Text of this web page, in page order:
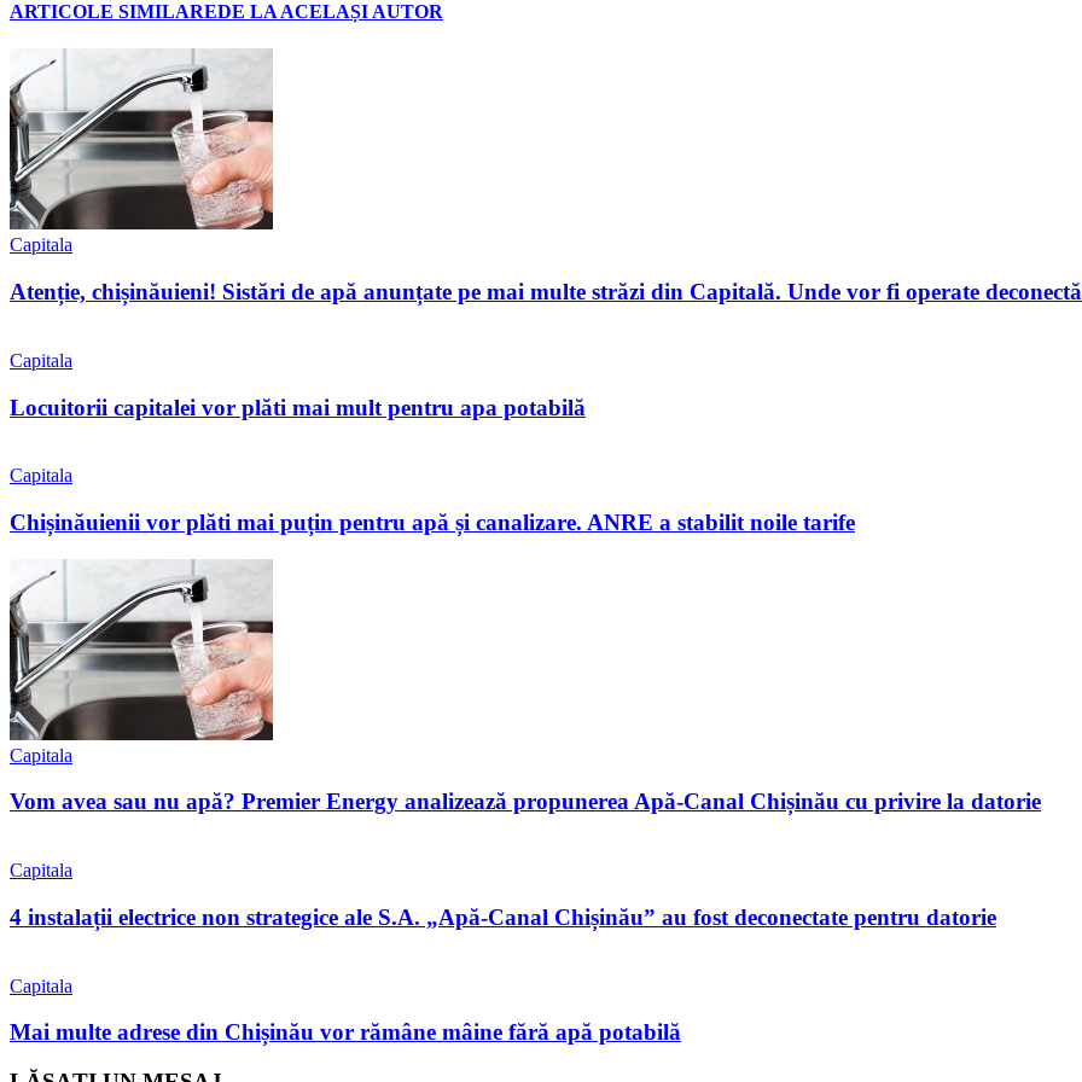
ARTICOLE SIMILAREDE LA ACELAȘI AUTOR
Capitala
Atenție, chișinăuieni! Sistări de apă anunțate pe mai multe străzi din Capitală. Unde vor fi operate
Capitala
Locuitorii capitalei vor plăti mai mult pentru apa potabilă
Capitala
Chișinăuienii vor plăti mai puțin pentru apă și canalizare. ANRE a stabilit noile tarife
Capitala
Vom avea sau nu apă? Premier Energy analizează propunerea Apă-Canal Chișinău cu privire la datorie
Capitala
4 instalații electrice non strategice ale S.A. „Apă-Canal Chișinău” au fost deconectate pentru datorie
Capitala
Mai multe adrese din Chișinău vor rămâne mâine fără apă potabilă